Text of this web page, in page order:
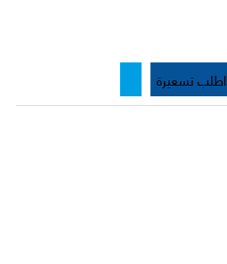
اطلب تسعيرة